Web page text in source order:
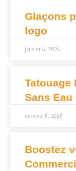
Glaçons
logo
janvier 6, 2026
Tatouage
Sans Eau
octobre 8, 2025
Boostez